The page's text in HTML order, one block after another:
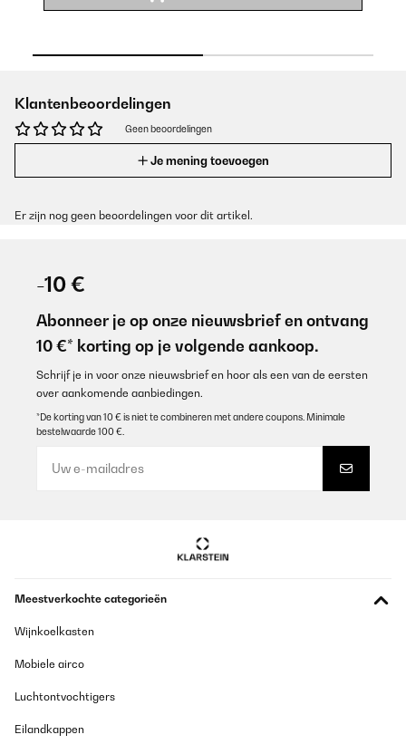
Klantenbeoordelingen
Geen beoordelingen
Je mening toevoegen
Er zijn nog geen beoordelingen voor dit artikel.
-10 €
Abonneer je op onze nieuwsbrief en ontvang
10 €* korting op je volgende aankoop.
Schrijf je in voor onze nieuwsbrief en hoor als een van de eersten
over aankomende aanbiedingen.
*De korting van 10 € is niet te combineren met andere coupons. Minimale
bestelwaarde 100 €.
Meestverkochte categorieën
Wijnkoelkasten
Mobiele airco
Luchtontvochtigers
Eilandkappen